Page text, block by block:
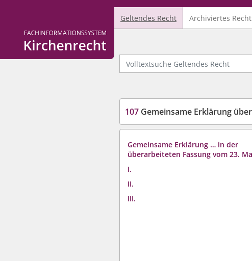
Logo Fachinformationssystem Kirchenrecht
Geltendes Recht Archiviertes Recht
Volltextsuche Geltendes Recht
107 Gemeinsame Erklärung
Gemeinsame Erklärung … in der
überarbeiteten Fassung vom 23.
I.
II.
III.